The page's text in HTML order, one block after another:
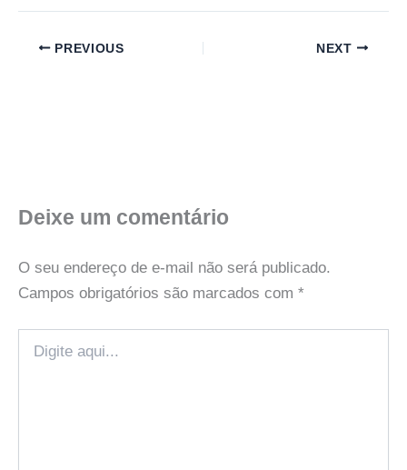
PREVIOUS NEXT
Deixe um comentário
O seu endereço de e-mail não será publicado.
Campos obrigatórios são marcados com *
aqui...